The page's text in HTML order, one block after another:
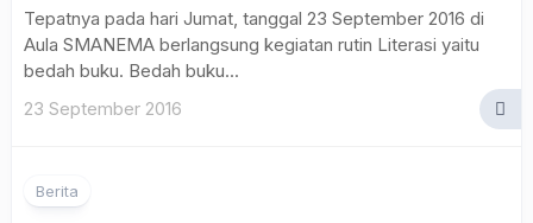
Tepatnya pada hari Jumat, tanggal 23 September 2016 di
Aula SMANEMA berlangsung kegiatan rutin Literasi yaitu
bedah buku. Bedah buku...
23 September 2016
Berita